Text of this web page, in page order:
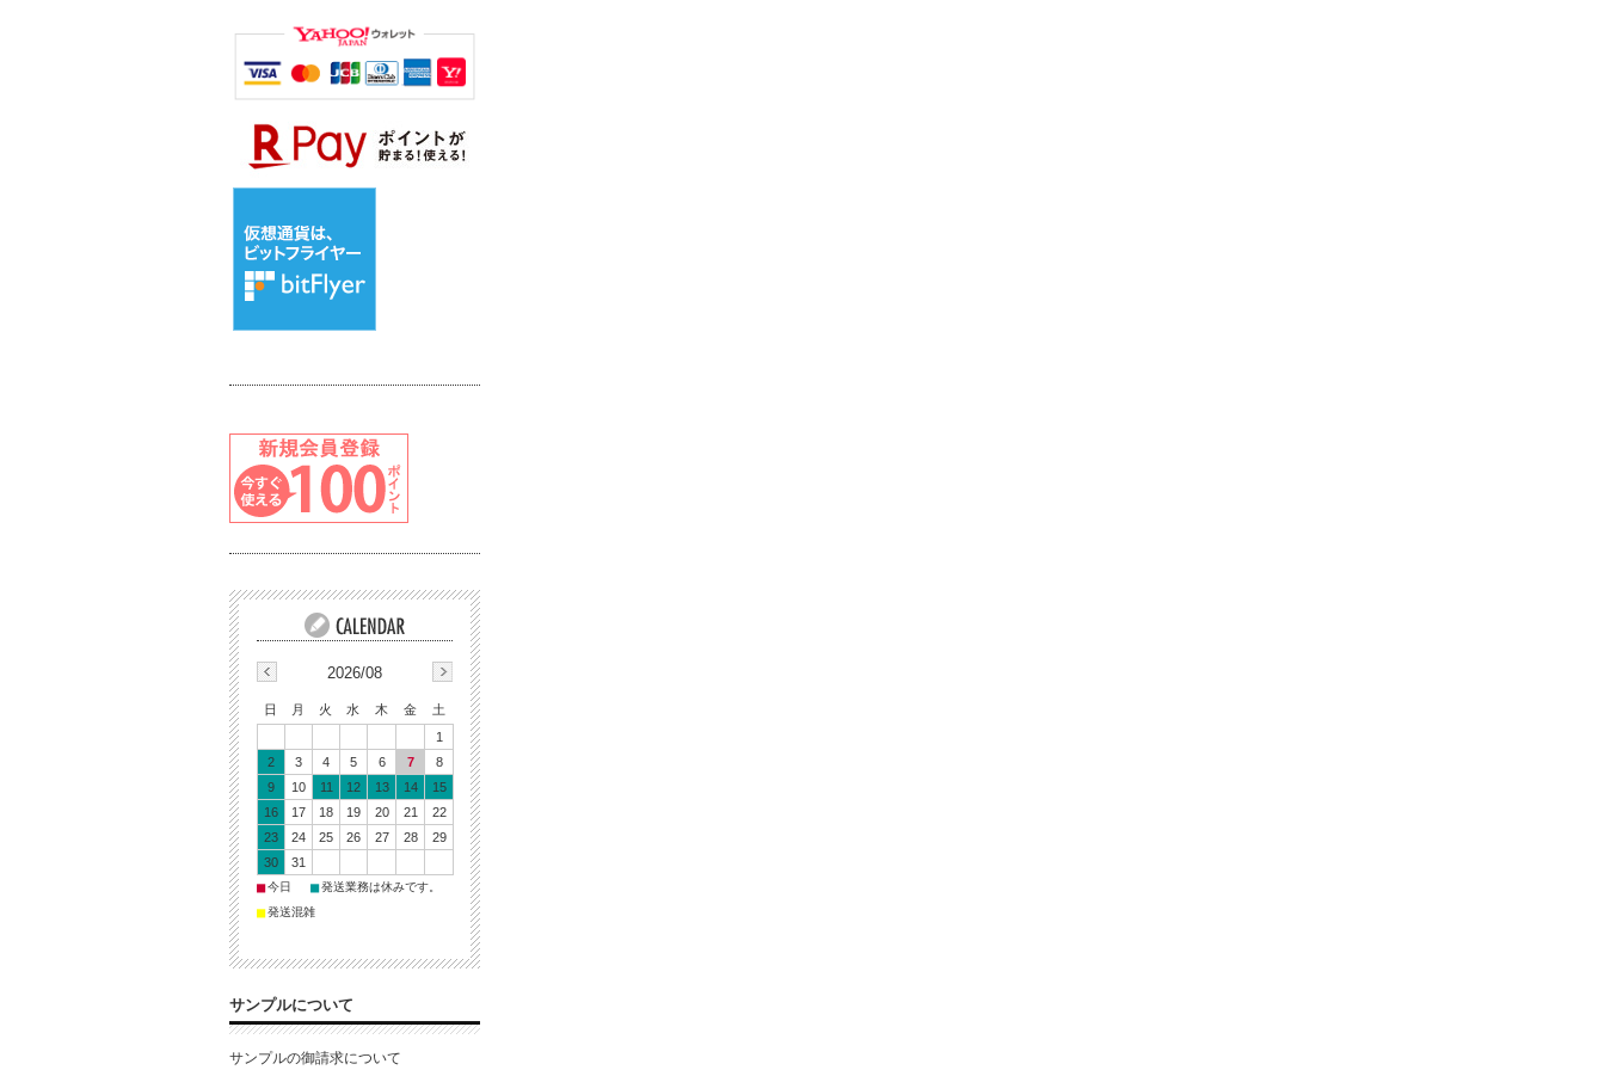
2026/08
日 月 火 水 木 金
土
1
2
3 4 5 6 7
8
9
10 11 12 13 14
15
16
17 18 19 20 21
22
23
24 25 26 27 28
29
30
31
■今日 ■発送業務は休みです。
■発送混雑
サンプルについて
サンプルの御請求について